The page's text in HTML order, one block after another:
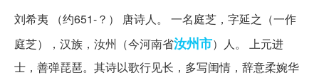
刘希夷 （约651-？） 唐诗人。 一名庭芝，字延之（一作
庭芝），汉族，汝州（今河南省汝州市）人。 上元进
士，善弹琵琶。其诗以歌行见长，多写闺情，辞意柔婉华